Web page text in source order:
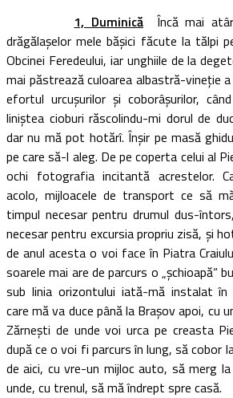
1, Duminică
Încă mai
drăgălaşelor mele băşici făcute la tălpi
Obcinei Feredeului, iar unghiile de la
mai păstrează culoarea albastră-vineţie
efortul urcuşurilor şi coborâşurilor,
liniştea cioburi răscolindu-mi dorul de
dar nu mă pot hotărî. Înşir pe masă
pe care să-l aleg. De pe coperta celui al
ochi fotografia incitantă acrestelor.
acolo, mijloacele de transport ce să
timpul necesar pentru drumul dus-
necesar pentru excursia propriu zisă, şi
de anul acesta o voi face în Piatra
soarele mai are de parcurs o „şchioapă“
sub linia orizontului iată-mă instalat
care mă va duce până la Braşov apoi, cu
Zărneşti de unde voi urca pe creasta
după ce o voi fi parcurs în lung, să cobor
de aici, cu vre-un mijloc auto, să merg la
unde, cu trenul, să mă îndrept spre casă.